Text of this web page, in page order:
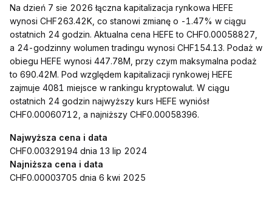
Na dzień 7 sie 2026 łączna kapitalizacja rynkowa HEFE
wynosi CHF263.42K, co stanowi zmianę o -1.47% w ciągu
ostatnich 24 godzin. Aktualna cena HEFE to CHF0.00058827,
a 24-godzinny wolumen tradingu wynosi CHF154.13. Podaż w
obiegu HEFE wynosi 447.78M, przy czym maksymalna podaż
to 690.42M. Pod względem kapitalizacji rynkowej HEFE
zajmuje 4081 miejsce w rankingu kryptowalut. W ciągu
ostatnich 24 godzin najwyższy kurs HEFE wyniósł
CHF0.00060712, a najniższy CHF0.00058396.
Najwyższa cena i data
CHF0.00329194 dnia 13 lip 2024
Najniższa cena i data
CHF0.00003705 dnia 6 kwi 2025